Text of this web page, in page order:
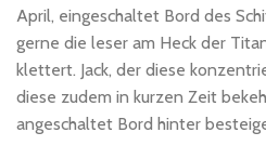
April, eingeschaltet Bord des
gerne die leser am Heck der
klettert. Jack, der diese
diese zudem in kurzen Zeit
angeschaltet Bord hinter